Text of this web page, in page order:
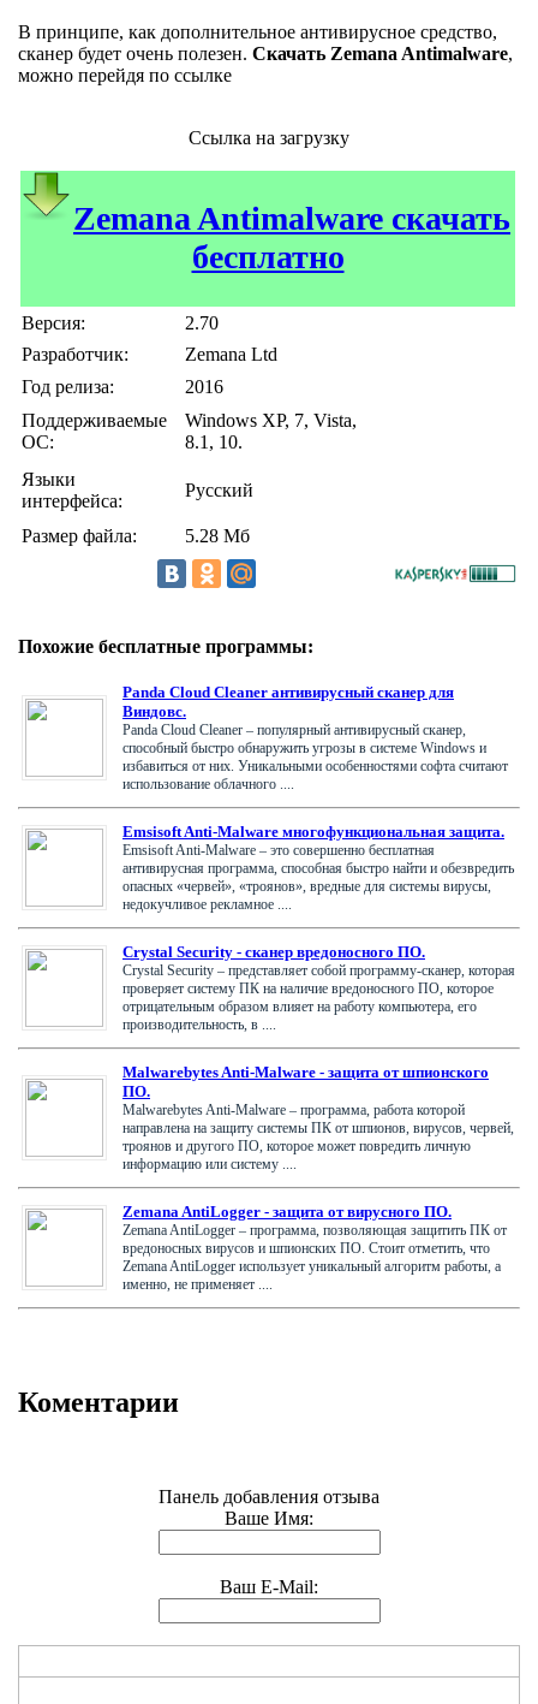
В принципе, как дополнительное антивирусное средство,
сканер будет очень полезен. Скачать Zemana Antimalware,
можно перейдя по ссылке
Ссылка на загрузку
Zemana Antimalware скачать
бесплатно
Версия:
2.70
Разработчик:
Zemana Ltd
Год релиза:
2016
Поддерживаемые
ОС:
Windows XP, 7, Vista,
8.1, 10.
Языки
интерфейса:
Русский
Размер файла: 5.28 Мб
Похожие бесплатные программы:
Panda Cloud Cleaner антивирусный сканер для
Виндовс.
Panda Cloud Cleaner – популярный антивирусный сканер,
способный быстро обнаружить угрозы в системе Windows и
избавиться от них. Уникальными особенностями софта считают
использование облачного ....
Emsisoft Anti-Malware многофункциональная защита.
Emsisoft Anti-Malware – это совершенно бесплатная
антивирусная программа, способная быстро найти и обезвредить
опасных «червей», «троянов», вредные для системы вирусы,
недокучливое рекламное ....
Crystal Security - сканер вредоносного ПО.
Crystal Security – представляет собой программу-сканер, которая
проверяет систему ПК на наличие вредоносного ПО, которое
отрицательным образом влияет на работу компьютера, его
производительность, в ....
Malwarebytes Anti-Malware - защита от шпионского
ПО.
Malwarebytes Anti-Malware – программа, работа которой
направлена на защиту системы ПК от шпионов, вирусов, червей,
троянов и другого ПО, которое может повредить личную
информацию или систему ....
Zemana AntiLogger - защита от вирусного ПО.
Zemana AntiLogger – программа, позволяющая защитить ПК от
вредоносных вирусов и шпионских ПО. Стоит отметить, что
Zemana AntiLogger использует уникальный алгоритм работы, а
именно, не применяет ....
Коментарии
Панель добавления отзыва
Ваше Имя:
Ваш E-Mail: